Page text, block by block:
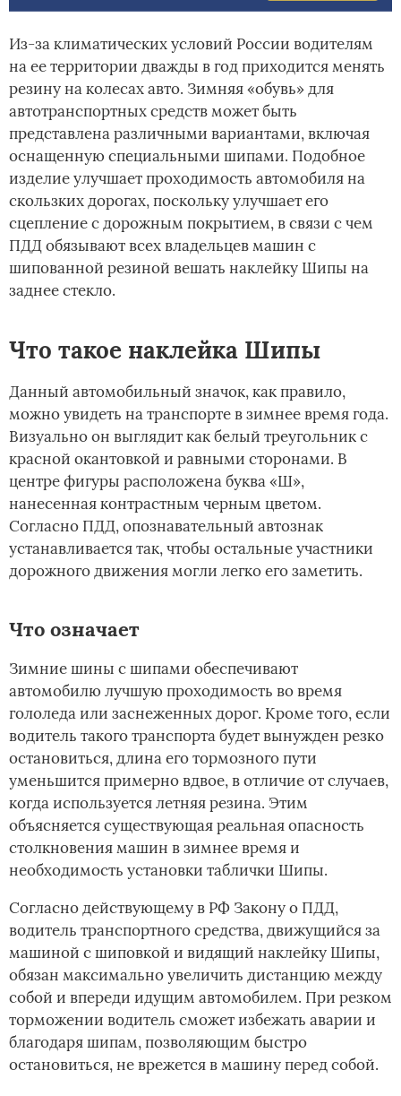
Из-за климатических условий России водителям
на ее территории дважды в год приходится менять
резину на колесах авто. Зимняя «обувь» для
автотранспортных средств может быть
представлена различными вариантами, включая
оснащенную специальными шипами. Подобное
изделие улучшает проходимость автомобиля на
скользких дорогах, поскольку улучшает его
сцепление с дорожным покрытием, в связи с чем
ПДД обязывают всех владельцев машин с
шипованной резиной вешать наклейку Шипы на
заднее стекло.
Что такое наклейка Шипы
Данный автомобильный значок, как правило,
можно увидеть на транспорте в зимнее время года.
Визуально он выглядит как белый треугольник с
красной окантовкой и равными сторонами. В
центре фигуры расположена буква «Ш»,
нанесенная контрастным черным цветом.
Согласно ПДД, опознавательный автознак
устанавливается так, чтобы остальные участники
дорожного движения могли легко его заметить.
Что означает
Зимние шины с шипами обеспечивают
автомобилю лучшую проходимость во время
гололеда или заснеженных дорог. Кроме того, если
водитель такого транспорта будет вынужден резко
остановиться, длина его тормозного пути
уменьшится примерно вдвое, в отличие от случаев,
когда используется летняя резина. Этим
объясняется существующая реальная опасность
столкновения машин в зимнее время и
необходимость установки таблички Шипы.
Согласно действующему в РФ Закону о ПДД,
водитель транспортного средства, движущийся за
машиной с шиповкой и видящий наклейку Шипы,
обязан максимально увеличить дистанцию между
собой и впереди идущим автомобилем. При резком
торможении водитель сможет избежать аварии и
благодаря шипам, позволяющим быстро
остановиться, не врежется в машину перед собой.